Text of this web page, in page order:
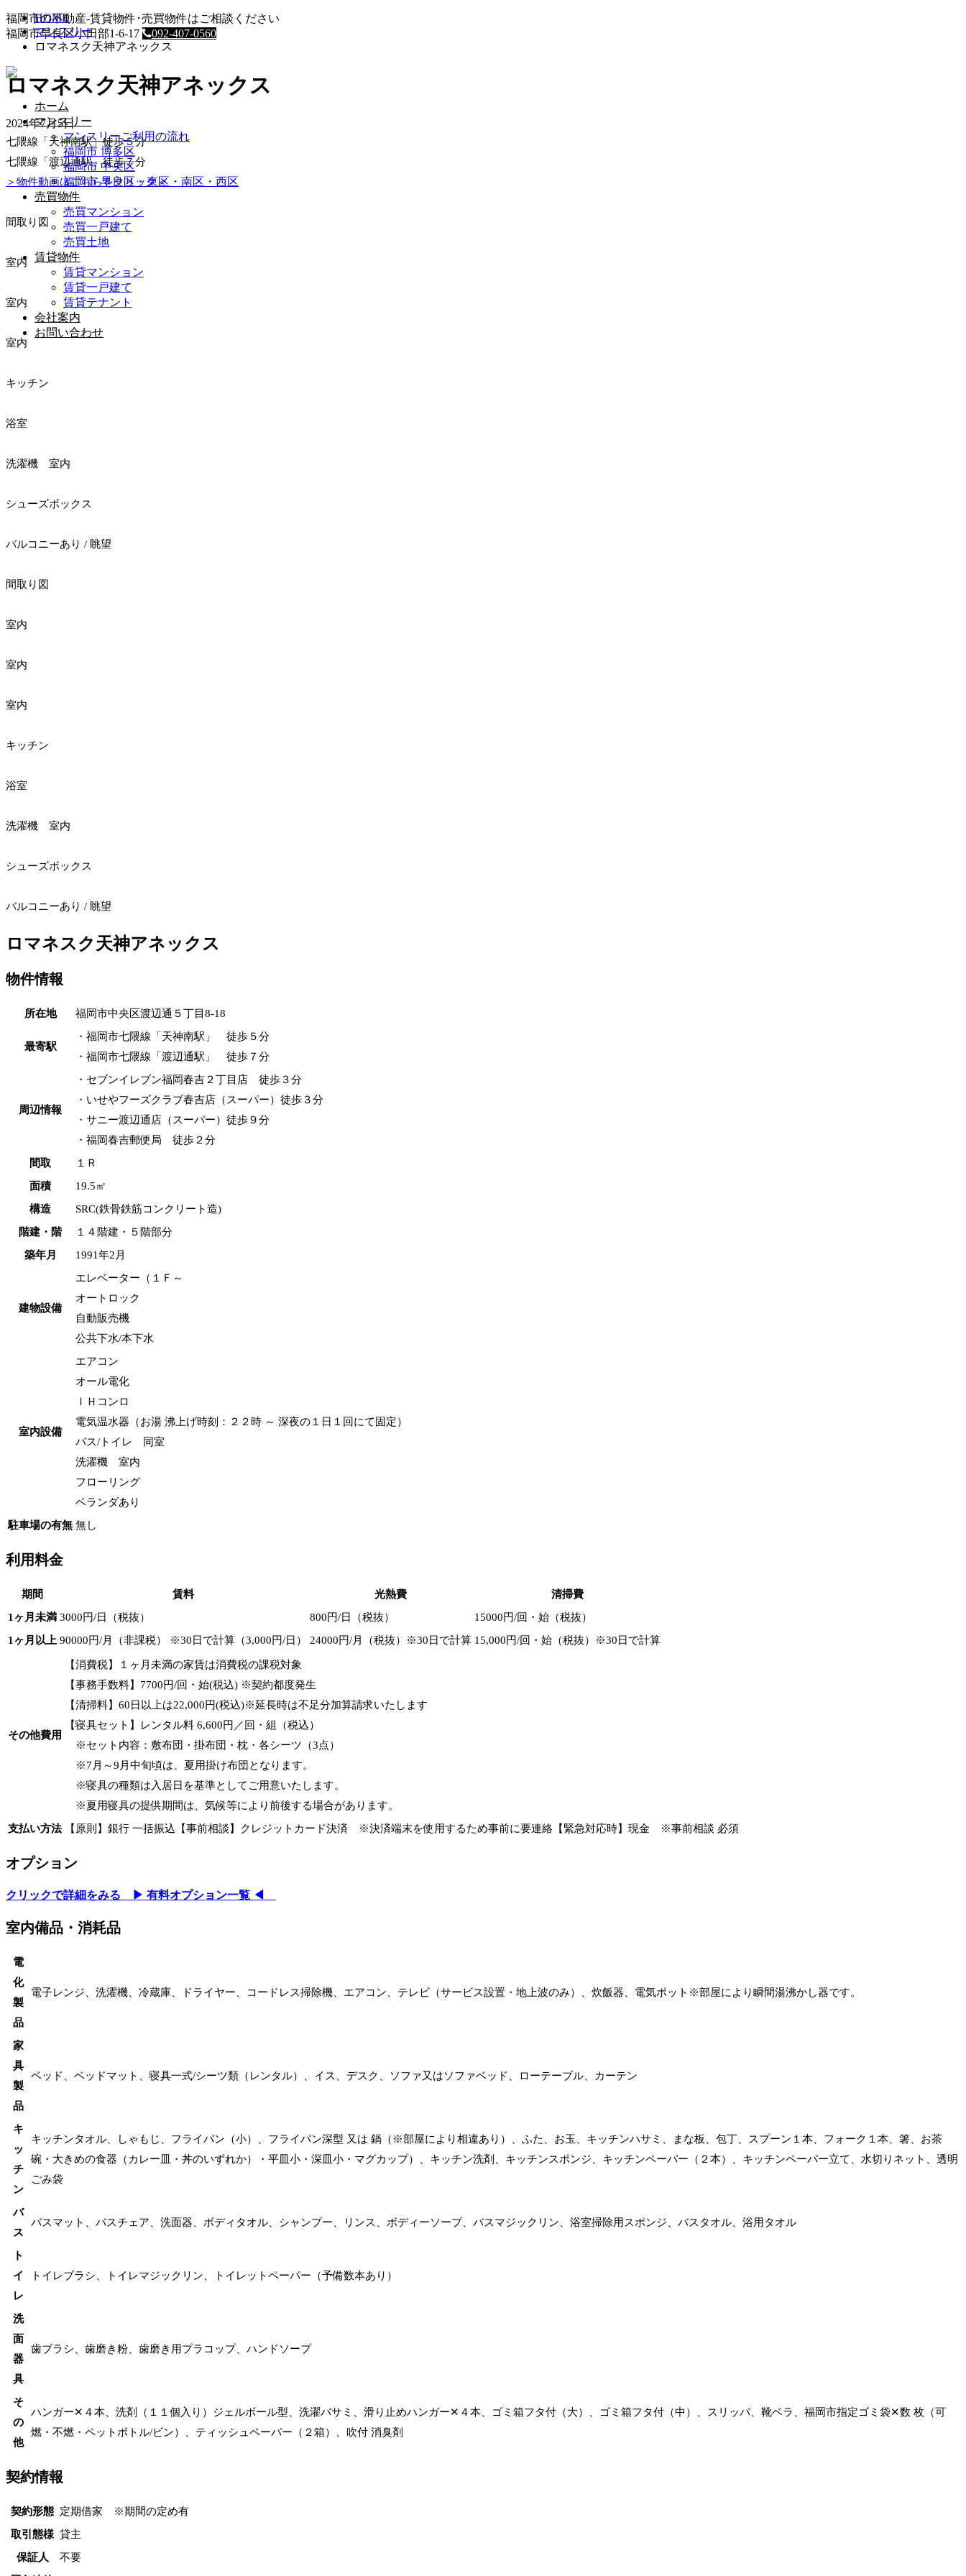
福岡市の不動産-賃貸物件･売買物件はご相談ください
福岡市早良区小田部1-6-17
092-407-0560
ホーム
マンスリー
マンスリーご利用の流れ
福岡市 博多区
福岡市 中央区
福岡市 早良区・東区・南区・西区
売買物件
売買マンション
売買一戸建て
売買土地
賃貸物件
賃貸マンション
賃貸一戸建て
賃貸テナント
会社案内
お問い合わせ
HOME
マンスリー
ロマネスク天神アネックス
ロマネスク天神アネックス
2024年7月5日
七隈線「天神南駅」徒歩５分
七隈線「渡辺通駅」徒歩７分
＞物件動画はこちらをクリック＜
間取り図
室内
室内
室内
キッチン
浴室
洗濯機 室内
シューズボックス
バルコニーあり / 眺望
間取り図
室内
室内
室内
キッチン
浴室
洗濯機 室内
シューズボックス
バルコニーあり / 眺望
ロマネスク天神アネックス
物件情報
所在地 福岡市中央区渡辺通５丁目8-18
最寄駅
・福岡市七隈線「天神南駅」 徒歩５分
・福岡市七隈線「渡辺通駅」 徒歩７分
周辺情報
・セブンイレブン福岡春吉２丁目店 徒歩３分
・いせやフーズクラブ春吉店（スーパー）徒歩３分
・サニー渡辺通店（スーパー）徒歩９分
・福岡春吉郵便局 徒歩２分
間取
１Ｒ
面積
19.5㎡
構造
SRC(鉄骨鉄筋コンクリート造)
階建・階
１４階建・５階部分
築年月
1991年2月
建物設備
エレベーター（１Ｆ～
オートロック
自動販売機
公共下水/本下水
室内設備
エアコン
オール電化
ＩＨコンロ
電気温水器（お湯 沸上げ時刻：２２時 ～ 深夜の１日１回にて固定）
バス/トイレ 同室
洗濯機 室内
フローリング
ベランダあり
駐車場の有無 無し
利用料金
期間 賃料 光熱費
清掃費
1ヶ月未満 3000円/日（税抜） 800円/日（税抜）
15000円/回・始（税抜）
1ヶ月以上 90000円/月（非課税） ※30日で計算（3,000円/日） 24000円/月（税抜）※30日で計算 15,000円/回・始（税抜）※30日で計算
その他費用
【消費税】１ヶ月未満の家賃は消費税の課税対象
【事務手数料】7700円/回・始(税込) ※契約都度発生
【清掃料】60日以上は22,000円(税込)※延長時は不足分加算請求いたします
【寝具セット】レンタル料 6,600円／回・組（税込）
※セット内容：敷布団・掛布団・枕・各シーツ（3点）
※7月～9月中旬頃は、夏用掛け布団となります。
※寝具の種類は入居日を基準としてご用意いたします。
※夏用寝具の提供期間は、気候等により前後する場合があります。
支払い方法
【原則】銀行 一括振込【事前相談】クレジットカード決済 ※決済端末を使用するため事前に要連絡【緊急対応時】現金 ※事前相談 必須
オプション
クリックで詳細をみる ▶ 有料オプション一覧 ◀
室内備品・消耗品
電
化
製
品
電子レンジ、洗濯機、冷蔵庫、ドライヤー、コードレス掃除機、エアコン、テレビ（サービス設置・地上波のみ）、炊飯器、電気ポット※部屋により瞬間湯沸かし器です。
家
具
製
品
ベッド、ベッドマット、寝具一式/シーツ類（レンタル）、イス、デスク、ソファ又はソファベッド、ローテーブル、カーテン
キ
ッ
チ
ン
キッチンタオル、しゃもじ、フライパン（小）、フライパン深型 又は 鍋（※部屋により相違あり）、ふた、お玉、キッチンハサミ、まな板、包丁、スプーン１本、フォーク１本、箸、お茶
碗・大きめの食器（カレー皿・丼のいずれか）・平皿小・深皿小・マグカップ）、キッチン洗剤、キッチンスポンジ、キッチンペーパー（２本）、キッチンペーパー立て、水切りネット、透明
ごみ袋
バ
ス
バスマット、バスチェア、洗面器、ボディタオル、シャンプー、リンス、ボディーソープ、バスマジックリン、浴室掃除用スポンジ、バスタオル、浴用タオル
ト
イ
レ
トイレブラシ、トイレマジックリン、トイレットペーパー（予備数本あり）
洗
面
器
具
歯ブラシ、歯磨き粉、歯磨き用プラコップ、ハンドソープ
そ
の
他
ハンガー✕４本、洗剤（１１個入り）ジェルボール型、洗濯バサミ、滑り止めハンガー✕４本、ゴミ箱フタ付（大）、ゴミ箱フタ付（中）、スリッパ、靴ベラ、福岡市指定ゴミ袋✕数 枚（可
燃・不燃・ペットボトル/ビン）、ティッシュペーパー（２箱）、吹付 消臭剤
契約情報
契約形態 定期借家 ※期間の定め有
取引態様 貸主
保証人
不要